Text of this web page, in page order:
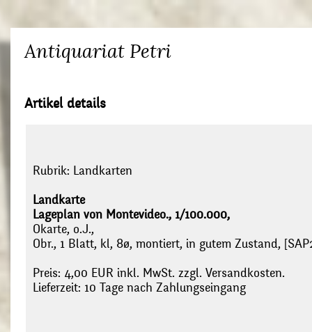
Antiquariat Petri
Artikel details
Rubrik: Landkarten
Landkarte
Lageplan von Montevideo., 1/100.000,
Okarte, o.J.,
Obr., 1 Blatt, kl, 8ø, montiert, in gutem Zustand,
Preis: 4,00 EUR inkl. MwSt. zzgl. Versandkosten.
Lieferzeit: 10 Tage nach Zahlungseingang